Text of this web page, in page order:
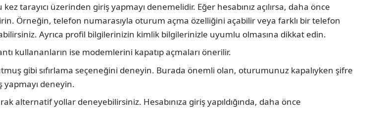
tarayıcı üzerinden giriş yapmayı denemelidir. Eğer hesabınız açılırsa, daha önce
Örneğin, telefon numarasıyla oturum açma özelliğini açabilir veya farklı bir telefon
Ayrıca profil bilgilerinizin kimlik bilgilerinizle uyumlu olmasına dikkat edin.
kullananların ise modemlerini kapatıp açmaları önerilir.
gibi sıfırlama seçeneğini deneyin. Burada önemli olan, oturumunuz kapalıyken şifre
yapmayı deneyin.
alternatif yollar deneyebilirsiniz. Hesabınıza giriş yapıldığında, daha önce